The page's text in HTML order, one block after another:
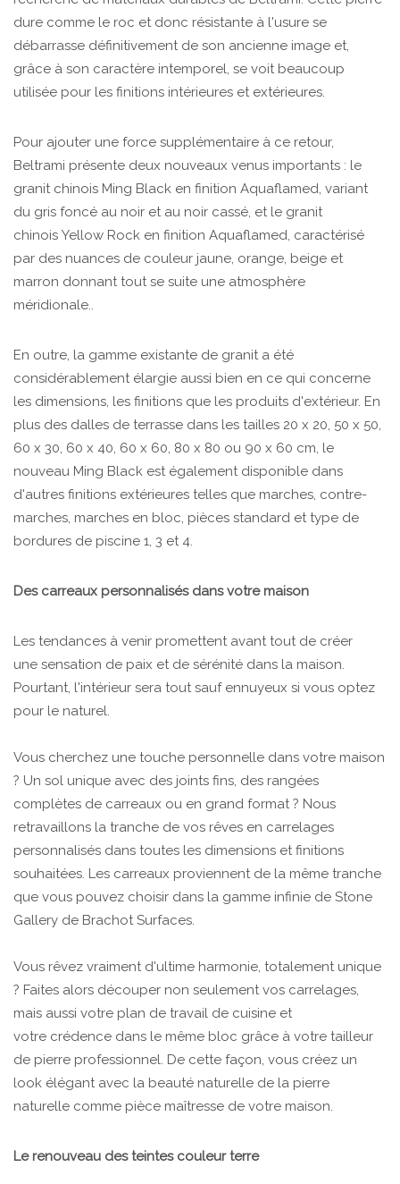
dure comme le roc et donc résistante à l'usure se
débarrasse définitivement de son ancienne image et,
grâce à son caractère intemporel, se voit beaucoup
utilisée pour les finitions intérieures et extérieures.
Pour ajouter une force supplémentaire à ce retour,
Beltrami présente deux nouveaux venus importants : le
granit chinois Ming Black en finition Aquaflamed, variant
du gris foncé au noir et au noir cassé, et le granit
chinois Yellow Rock en finition Aquaflamed, caractérisé
par des nuances de couleur jaune, orange, beige et
marron donnant tout se suite une atmosphère
méridionale..
En outre, la gamme existante de granit a été
considérablement élargie aussi bien en ce qui concerne
les dimensions, les finitions que les produits d'extérieur. En
plus des dalles de terrasse dans les tailles 20 x 20, 50 x 50,
60 x 30, 60 x 40, 60 x 60, 80 x 80 ou 90 x 60 cm, le
nouveau Ming Black est également disponible dans
d'autres finitions extérieures telles que marches, contre-
marches, marches en bloc, pièces standard et type de
bordures de piscine 1, 3 et 4.
Des carreaux personnalisés dans votre maison
Les tendances à venir promettent avant tout de créer
une sensation de paix et de sérénité dans la maison.
Pourtant, l'intérieur sera tout sauf ennuyeux si vous optez
pour le naturel.
Vous cherchez une touche personnelle dans votre maison
? Un sol unique avec des joints fins, des rangées
complètes de carreaux ou en grand format ? Nous
retravaillons la tranche de vos rêves en carrelages
personnalisés dans toutes les dimensions et finitions
souhaitées. Les carreaux proviennent de la même tranche
que vous pouvez choisir dans la gamme infinie de Stone
Gallery de Brachot Surfaces.
Vous rêvez vraiment d'ultime harmonie, totalement unique
? Faites alors découper non seulement vos carrelages,
mais aussi votre plan de travail de cuisine et
votre crédence dans le même bloc grâce à votre tailleur
de pierre professionnel. De cette façon, vous créez un
look élégant avec la beauté naturelle de la pierre
naturelle comme pièce maîtresse de votre maison.
Le renouveau des teintes couleur terre